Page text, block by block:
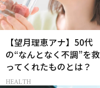
【望月理恵アナ】50代
の“なんとなく不調”を救
ってくれたものとは？
HEALTH